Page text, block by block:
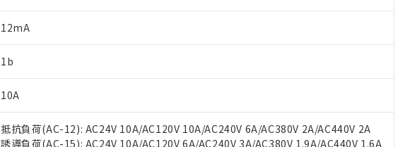
12mA
1b
10A
抵抗負荷(AC-12): AC24V 10A/AC120V 10A/AC240V 6A/AC380V 2A/AC440V 2A
誘導負荷(AC-15): AC24V 10A/AC120V 6A/AC240V 3A/AC380V 1.9A/AC440V 1.6A
以下の条件をお読みいただき、同意のうえご利用ください。
くものです。
在庫状況および標準価格照会結果は、記載している更新日時点での社内データ
正式な納期状況および標準価格はお客様のお取引先、またはお客様担当のオム
当社販売員にご相談ください。
*EU RoHS指令（10物質）：
鉛(Pb) 1000ppm以下、 水銀(Hg) 1000ppm以下、 カドミウム(Cd) 100ppm以下、
ル（DBP） 1000ppm以下、フタル酸ジイソブチル (DIBP) 1000ppm以下
フタル酸エステル類の４物質については閾値を超える意図的な使用がないことを確認しています。
※2 対応予定月
「○」：最大均質材料含有率が中国RoHSの基準値以下であることを示します。
「×」：最大均質材料含有率が中国RoHSの基準値を超えていることを示します。
「－」：未確認です。当社販売部門へお問い合わせください。
Cr(Ⅵ)(六価クロム) : 1000ppm、 PBBs(ポリ臭化ビフェニル類) : 1000ppm、 PBDEs(ポリ臭化ジフェニルエー
DEHP(フタル酸ビス(2-エチルヘキシル)) : 1000ppm
う）を輸出または国外への提供する場合は、日本国政府の輸出許可(または役務
当社は規制貨物を破棄する場合は、完全に破砕するなど、違法に輸出されない
当社は貴社製品を、核兵器、ミサイル、化学兵器、生物兵器またはその他武器
置等に一切使用いたしません。
当社は、貴社製品を第三者に販売する場合は、上記1、2および3の内容を当該第
△ 一定数には満たないが在庫あり